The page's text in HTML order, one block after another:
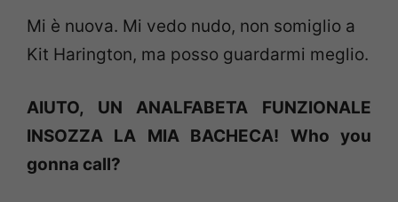
Mi è nuova. Mi vedo nudo, non somiglio a
Kit Harington, ma posso guardarmi meglio.
AIUTO, UN ANALFABETA FUNZIONALE
INSOZZA LA MIA BACHECA! Who you
gonna call?